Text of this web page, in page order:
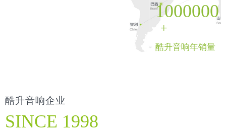
1000000
+
酷升音响年销量
酷升音响企业
SINCE 1998